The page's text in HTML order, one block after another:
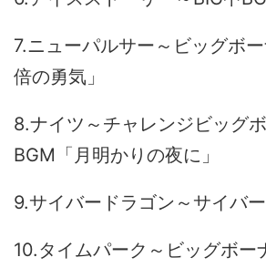
7.ニューパルサー～ビッグボ
倍の勇気」
8.ナイツ～チャレンジビッグ
BGM「月明かりの夜に」
9.サイバードラゴン～サイバ
10.タイムパーク～ビッグボー